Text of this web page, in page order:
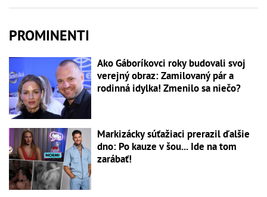
PROMINENTI
Ako Gáboríkovci roky budovali svoj
verejný obraz: Zamilovaný pár a
rodinná idylka! Zmenilo sa niečo?
Markizácky súťažiaci prerazil ďalšie
dno: Po kauze v šou... Ide na tom
zarábať!